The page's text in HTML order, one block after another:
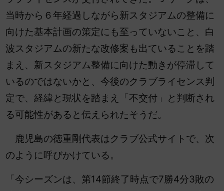
当時から６年経過しながら新スタジアムの整備に
向けた基本計画の策定にも至っていないこと、白
波スタジアムの新たな改修案も出ていることを踏
まえ、新スタジアム整備に向けた動きが停滞して
いるのではないかと、今後のクラブライセンス判
定で、経緯と現状を踏まえ「不交付」と判断され
る可能性があると伝えられたそうだ。
鹿児島の徳重剛代表はクラブ公式サイトで、次
のように呼びかけている。
「今シーズンは、第14節終了時点で7勝4分3敗の